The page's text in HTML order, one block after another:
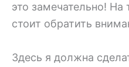
это замечательно! На
стоит обратить
Здесь я должна